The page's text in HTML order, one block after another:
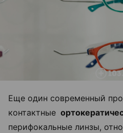
Еще один современный
контактные
перифокальные линзы,